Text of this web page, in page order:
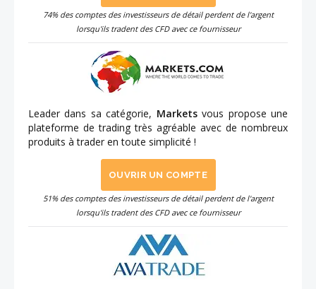
74% des comptes des investisseurs de détail perdent de l'argent
lorsqu'ils tradent des CFD avec ce fournisseur
Leader dans sa catégorie, Marketsvous propose une
plateforme de trading très agréable avec de nombreux
produits à trader en toute simplicité !
OUVRIR UN COMPTE
51% des comptes des investisseurs de détail perdent de l'argent
lorsqu'ils tradent des CFD avec ce fournisseur